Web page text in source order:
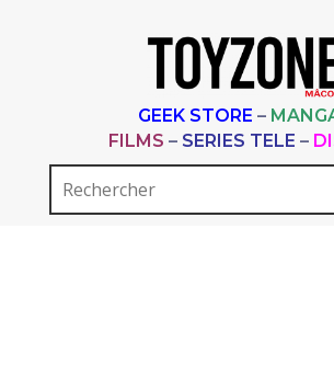
GEEK STORE –
FILMS – SERIES TELE –